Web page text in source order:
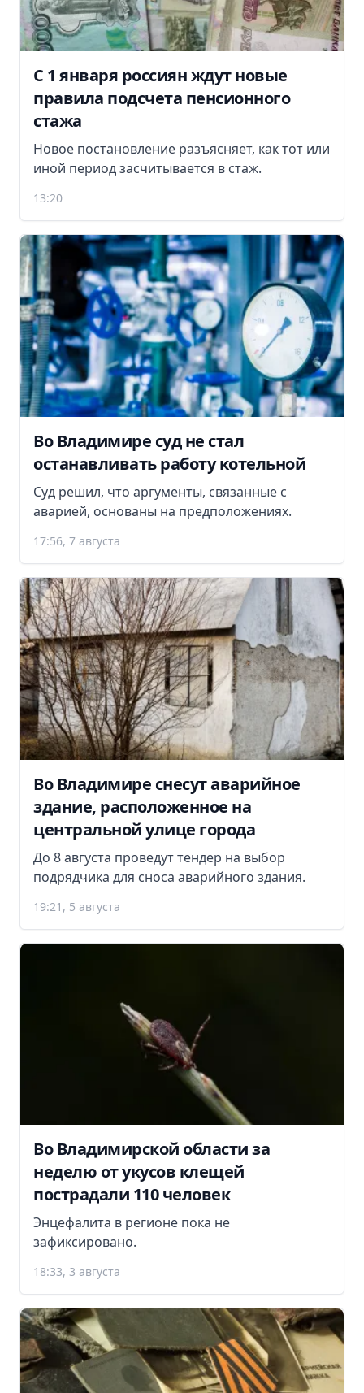
С 1 января россиян ждут новые
правила подсчета пенсионного
стажа
Новое постановление разъясняет, как тот или
иной период засчитывается в стаж.
13:20
Во Владимире суд не стал
останавливать работу котельной
Суд решил, что аргументы, связанные с
аварией, основаны на предположениях.
17:56, 7 августа
Во Владимире снесут аварийное
здание, расположенное на
центральной улице города
До 8 августа проведут тендер на выбор
подрядчика для сноса аварийного здания.
19:21, 5 августа
Во Владимирской области за
неделю от укусов клещей
пострадали 110 человек
Энцефалита в регионе пока не
зафиксировано.
18:33, 3 августа